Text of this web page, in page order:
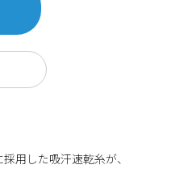
用した吸汗速乾糸が、